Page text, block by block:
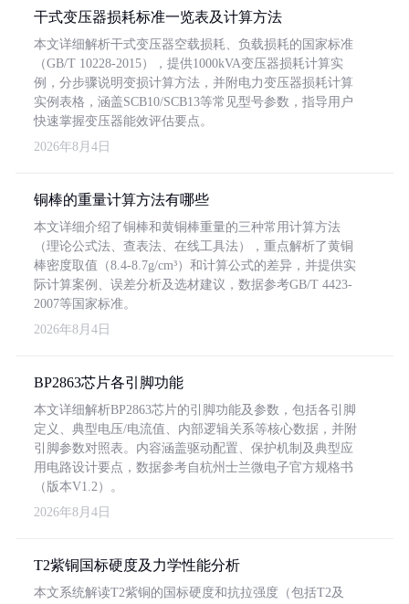
干式变压器损耗标准一览表及计算方法
本文详细解析干式变压器空载损耗、负载损耗的国家标准
（GB/T 10228-2015），提供1000kVA变压器损耗计算实
例，分步骤说明变损计算方法，并附电力变压器损耗计算
实例表格，涵盖SCB10/SCB13等常见型号参数，指导用户
快速掌握变压器能效评估要点。
2026年8月4日
铜棒的重量计算方法有哪些
本文详细介绍了铜棒和黄铜棒重量的三种常用计算方法
（理论公式法、查表法、在线工具法），重点解析了黄铜
棒密度取值（8.4-8.7g/cm³）和计算公式的差异，并提供实
际计算案例、误差分析及选材建议，数据参考GB/T 4423-
2007等国家标准。
2026年8月4日
BP2863芯片各引脚功能
本文详细解析BP2863芯片的引脚功能及参数，包括各引脚
定义、典型电压/电流值、内部逻辑关系等核心数据，并附
引脚参数对照表。内容涵盖驱动配置、保护机制及典型应
用电路设计要点，数据参考自杭州士兰微电子官方规格书
（版本V1.2）。
2026年8月4日
T2紫铜国标硬度及力学性能分析
本文系统解读T2紫铜的国标硬度和抗拉强度（包括T2及